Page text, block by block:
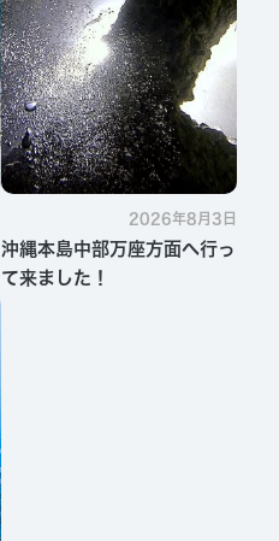
2026年8月3日
沖縄本島中部万座方面へ行っ
て来ました！